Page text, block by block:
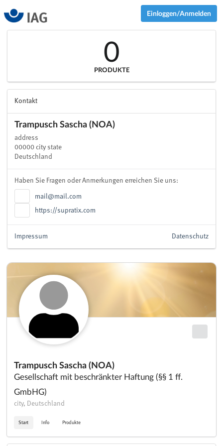
Einloggen/Anmelden
Trampusch Sascha (NOA)
Gesellschaft mit beschränkter Haftung (§§ 1 ff.
GmbHG)
city, Deutschland
Start Info Produkte
0
PRODUKTE
Kontakt
Trampusch Sascha (NOA)
address
00000 city state
Deutschland
Haben Sie Fragen oder Anmerkungen erreichen Sie uns:
mail@mail.com
https://supratix.com
Datenschutz
Impressum